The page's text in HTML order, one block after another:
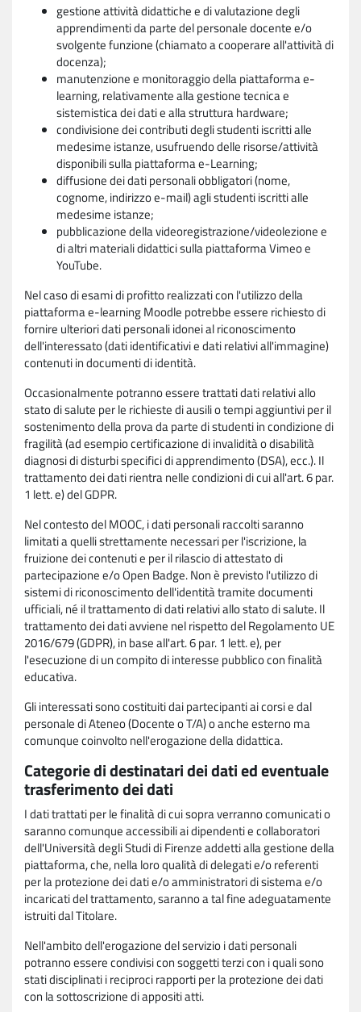
gestione attività didattiche e di valutazione degli
apprendimenti da parte del personale docente e/o
svolgente funzione (chiamato a cooperare all'attività di
docenza);
manutenzione e monitoraggio della piattaforma e-
learning, relativamente alla gestione tecnica e
sistemistica dei dati e alla struttura hardware;
condivisione dei contributi degli studenti iscritti alle
medesime istanze, usufruendo delle risorse/attività
disponibili sulla piattaforma e-Learning;
diffusione dei dati personali obbligatori (nome,
cognome, indirizzo e-mail) agli studenti iscritti alle
medesime istanze;
pubblicazione della videoregistrazione/videolezione e
di altri materiali didattici sulla piattaforma Vimeo e
YouTube.
Nel caso di esami di profitto realizzati con l'utilizzo della
piattaforma e-learning Moodle potrebbe essere richiesto di
fornire ulteriori dati personali idonei al riconoscimento
dell'interessato (dati identificativi e dati relativi all'immagine)
contenuti in documenti di identità.
Occasionalmente potranno essere trattati dati relativi allo
stato di salute per le richieste di ausili o tempi aggiuntivi per il
sostenimento della prova da parte di studenti in condizione di
fragilità (ad esempio certificazione di invalidità o disabilità
diagnosi di disturbi specifici di apprendimento (DSA), ecc.). Il
trattamento dei dati rientra nelle condizioni di cui all'art. 6 par.
1 lett. e) del GDPR.
Nel contesto del MOOC, i dati personali raccolti saranno
limitati a quelli strettamente necessari per l'iscrizione, la
fruizione dei contenuti e per il rilascio di attestato di
partecipazione e/o Open Badge. Non è previsto l'utilizzo di
sistemi di riconoscimento dell'identità tramite documenti
ufficiali, né il trattamento di dati relativi allo stato di salute. Il
trattamento dei dati avviene nel rispetto del Regolamento UE
2016/679 (GDPR), in base all'art. 6 par. 1 lett. e), per
l'esecuzione di un compito di interesse pubblico con finalità
educativa.
Gli interessati sono costituiti dai partecipanti ai corsi e dal
personale di Ateneo (Docente o T/A) o anche esterno ma
comunque coinvolto nell'erogazione della didattica.
Categorie di destinatari dei dati ed eventuale
trasferimento dei dati
I dati trattati per le finalità di cui sopra verranno comunicati o
saranno comunque accessibili ai dipendenti e collaboratori
dell'Università degli Studi di Firenze addetti alla gestione della
piattaforma, che, nella loro qualità di delegati e/o referenti
per la protezione dei dati e/o amministratori di sistema e/o
incaricati del trattamento, saranno a tal fine adeguatamente
istruiti dal Titolare.
Nell'ambito dell'erogazione del servizio i dati personali
potranno essere condivisi con soggetti terzi con i quali sono
stati disciplinati i reciproci rapporti per la protezione dei dati
con la sottoscrizione di appositi atti.